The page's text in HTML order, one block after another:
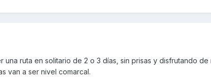
una ruta en solitario de 2 o 3 días, sin prisas y disfrutando de
van a ser nivel comarcal.